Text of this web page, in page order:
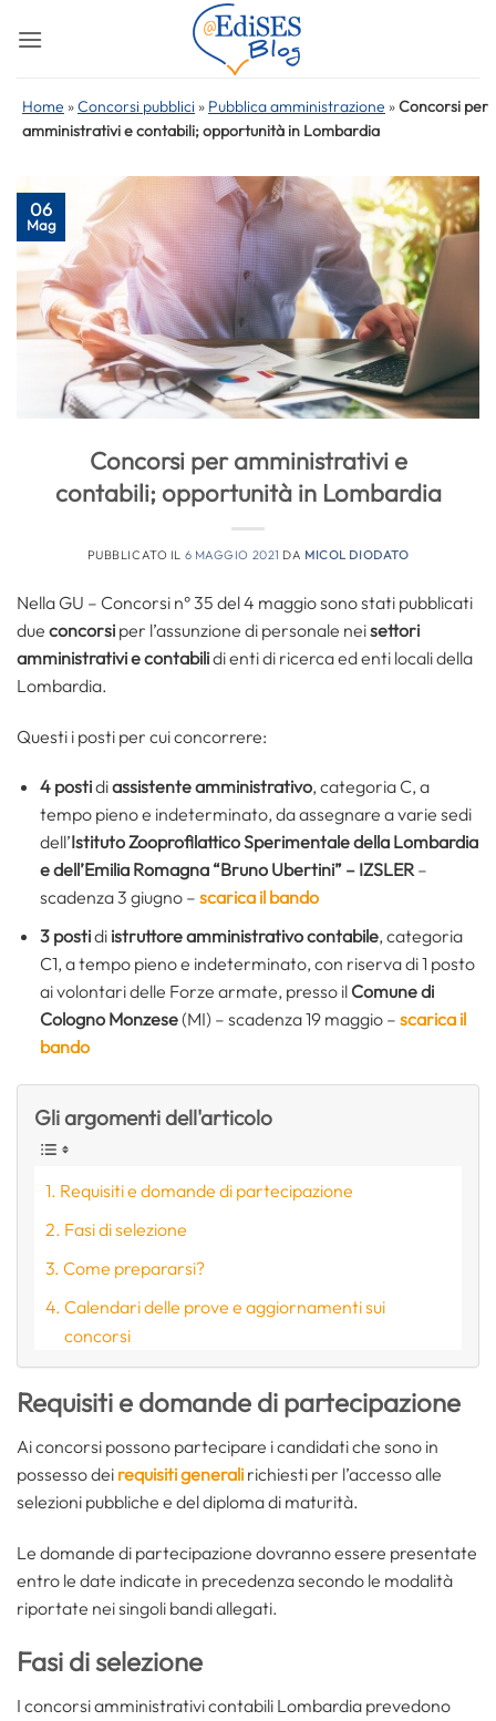
Home »Concorsi pubblici » Pubblica amministrazione »Concorsi per
amministrativi e contabili; opportunità in Lombardia
06
Mag
Concorsi per amministrativi e
contabili; opportunità in Lombardia
PUBBLICATO IL 6 MAGGIO 2021 DA MICOL DIODATO
Nella GU – Concorsi n° 35 del 4 maggio sono stati pubblicati
due concorsi per l’assunzione di personale neisettori
amministrativi e contabilidi enti di ricerca ed enti locali della
Lombardia.
Questi i posti per cui concorrere:
4 postidiassistente amministrativo, categoria C, a
tempo pieno e indeterminato, da assegnare a varie sedi
dell’Istituto Zooprofilattico Sperimentale della Lombardia
e dell’Emilia Romagna “Bruno Ubertini” – IZSLER–
scadenza 3 giugno – scarica il bando
3 postidi istruttore amministrativo contabile, categoria
C1, a tempo pieno e indeterminato, con riserva di 1 posto
ai volontari delle Forze armate, presso ilComune di
Cologno Monzese(MI) – scadenza 19 maggio – scarica il
bando
Gli argomenti dell'articolo
Requisiti e domande di partecipazione
Fasi di selezione
Come prepararsi?
Calendari delle prove e aggiornamenti sui
concorsi
Requisiti e domande di partecipazione
Ai concorsi possono partecipare i candidati che sono in
possesso dei requisiti generali richiesti per l’accesso alle
selezioni pubbliche e del diploma di maturità.
Le domande di partecipazione dovranno essere presentate
entro le date indicate in precedenza secondo le modalità
riportate nei singoli bandi allegati.
Fasi di selezione
I concorsi amministrativi contabili Lombardia prevedono